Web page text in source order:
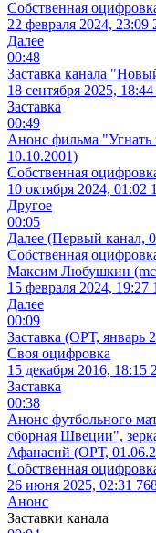
Собственная
22 февраля 2024, 23:09
Далее
00:48
Заставка канала
18 сентября 2025, 18:44
Заставка
00:49
Анонс фильма "Угнать
10.10.2001)
Собственная
10 октября 2024, 01:02
Другое
00:05
Далее (Первый канал,
Собственная
Максим Любушкин
15 февраля 2024, 19:27
Далее
00:09
Заставка (ОРТ, январь
Своя оцифровка
15 декабря 2016, 18:15
Заставка
00:38
Анонс футбольного
сборная Швеции",
Афанасий (ОРТ,
Собственная
26 июня 2025, 02:31
Анонс
Заставки канала